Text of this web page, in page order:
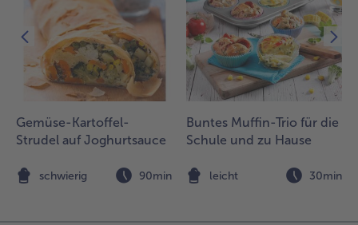
Gemüse-Kartoffel-
Strudel auf Joghurtsauce
schwierig 90min
Buntes Muffin-Trio für die
Schule und zu Hause
leicht 30min